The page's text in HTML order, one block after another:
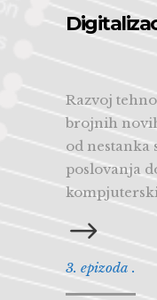
Razvoj
brojnih
od nestanka
poslovanja
3. epizoda .